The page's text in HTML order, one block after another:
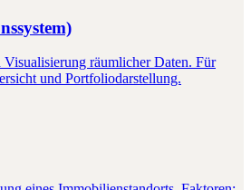
räumlicher Daten. Für
und Portfoliodarstellung.